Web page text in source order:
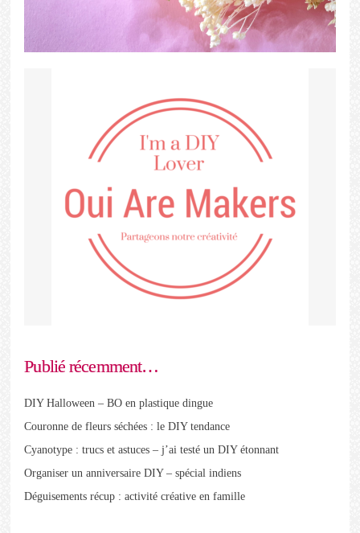
Publié récemment…
DIY Halloween – BO en plastique dingue
Couronne de fleurs séchées : le DIY tendance
Cyanotype : trucs et astuces – j’ai testé un DIY étonnant
Organiser un anniversaire DIY – spécial indiens
Déguisements récup : activité créative en famille